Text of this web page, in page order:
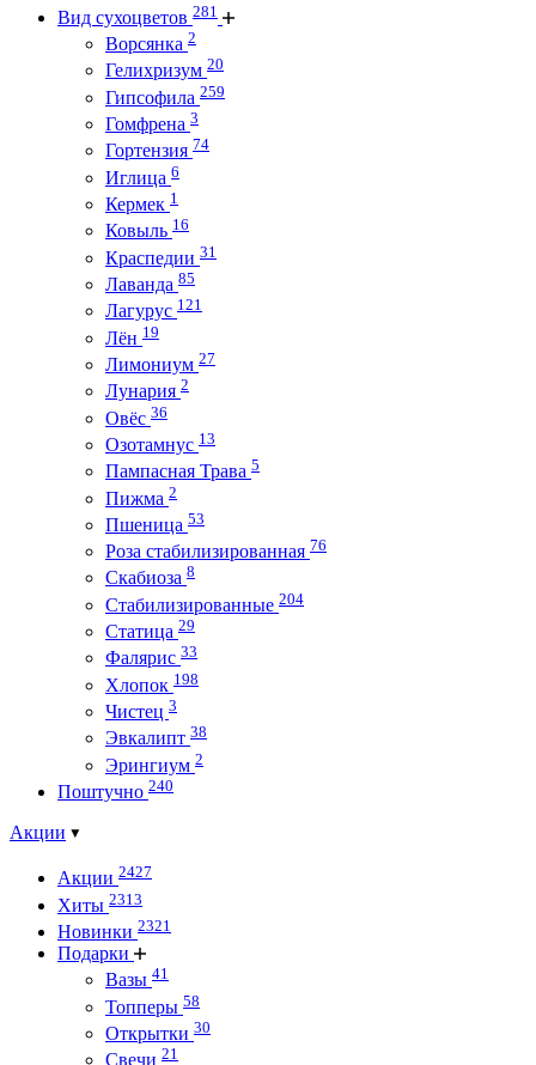
Вид сухоцветов 281
Ворсянка 2
Гелихризум 20
Гипсофила 259
Гомфрена 3
Гортензия 74
Иглица 6
Кермек 1
Ковыль 16
Краспедии 31
Лаванда 85
Лагурус 121
Лён 19
Лимониум 27
Лунария 2
Овёс 36
Озотамнус 13
Пампасная Трава 5
Пижма 2
Пшеница 53
Роза стабилизированная 76
Скабиоза 8
Стабилизированные 204
Статица 29
Фалярис 33
Хлопок 198
Чистец 3
Эвкалипт 38
Эрингиум 2
Поштучно 240
Акции
Акции 2427
Хиты 2313
Новинки 2321
Подарки
Вазы 41
Топперы 58
Открытки 30
Свечи 21